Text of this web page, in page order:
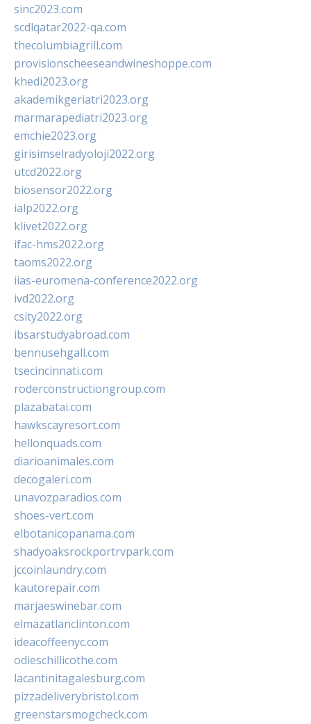
sinc2023.com
scdlqatar2022-qa.com
thecolumbiagrill.com
provisionscheeseandwineshoppe.com
khedi2023.org
akademikgeriatri2023.org
marmarapediatri2023.org
emchie2023.org
girisimselradyoloji2022.org
utcd2022.org
biosensor2022.org
ialp2022.org
klivet2022.org
ifac-hms2022.org
taoms2022.org
iias-euromena-conference2022.org
ivd2022.org
csity2022.org
ibsarstudyabroad.com
bennusehgall.com
tsecincinnati.com
roderconstructiongroup.com
plazabatai.com
hawkscayresort.com
hellonquads.com
diarioanimales.com
decogaleri.com
unavozparadios.com
shoes-vert.com
elbotanicopanama.com
shadyoaksrockportrvpark.com
jccoinlaundry.com
kautorepair.com
marjaeswinebar.com
elmazatlanclinton.com
ideacoffeenyc.com
odieschillicothe.com
lacantinitagalesburg.com
pizzadeliverybristol.com
greenstarsmogcheck.com